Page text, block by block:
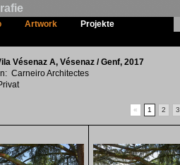
Artwork Projekte
Vésenaz A, Vésenaz / Genf, 2017
Carneiro Architectes
« 1 2 3